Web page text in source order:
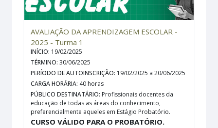
AVALIAÇÃO DA APRENDIZAGEM ESCOLAR -
2025 - Turma 1
INÍCIO: 19/02/2025
TÉRMINO:30/06/2025
PERÍODO DE AUTOINSCRIÇÃO: 19/02/2025 a 20/06/2025
CARGA HORÁRIA: 40 horas
PÚBLICO DESTINATÁRIO: Profissionais docentes da
educação de todas as áreas do conhecimento,
preferencialmente aqueles em Estágio Probatório.
CURSO VÁLIDO PARA O PROBATÓRIO.